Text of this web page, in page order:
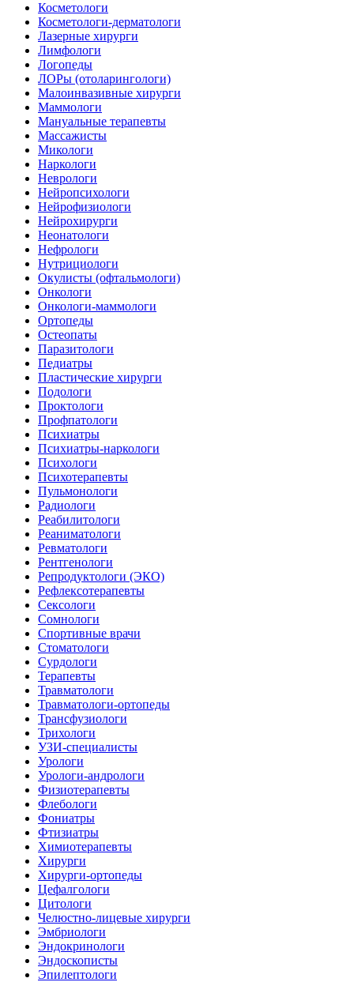
Косметологи
Косметологи-дерматологи
Лазерные хирурги
Лимфологи
Логопеды
ЛОРы (отоларингологи)
Малоинвазивные хирурги
Маммологи
Мануальные терапевты
Массажисты
Микологи
Наркологи
Неврологи
Нейропсихологи
Нейрофизиологи
Нейрохирурги
Неонатологи
Нефрологи
Нутрициологи
Окулисты (офтальмологи)
Онкологи
Онкологи-маммологи
Ортопеды
Остеопаты
Паразитологи
Педиатры
Пластические хирурги
Подологи
Проктологи
Профпатологи
Психиатры
Психиатры-наркологи
Психологи
Психотерапевты
Пульмонологи
Радиологи
Реабилитологи
Реаниматологи
Ревматологи
Рентгенологи
Репродуктологи (ЭКО)
Рефлексотерапевты
Сексологи
Сомнологи
Спортивные врачи
Стоматологи
Сурдологи
Терапевты
Травматологи
Травматологи-ортопеды
Трансфузиологи
Трихологи
УЗИ-специалисты
Урологи
Урологи-андрологи
Физиотерапевты
Флебологи
Фониатры
Фтизиатры
Химиотерапевты
Хирурги
Хирурги-ортопеды
Цефалгологи
Цитологи
Челюстно-лицевые хирурги
Эмбриологи
Эндокринологи
Эндоскописты
Эпилептологи